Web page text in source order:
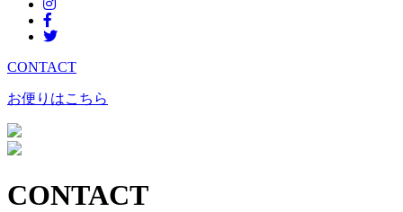
CONTACT
お便りはこちら
CONTACT